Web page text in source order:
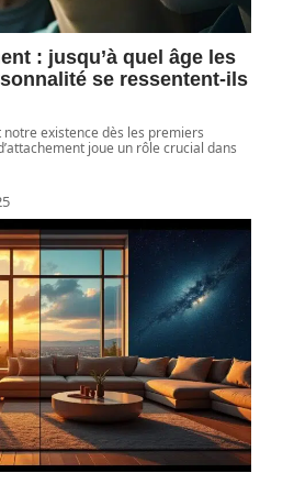
: jusqu’à quel âge les
se ressentent-ils
existence dès les premiers
joue un rôle crucial dans